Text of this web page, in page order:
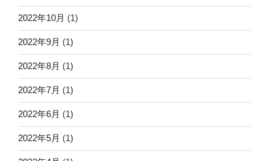
2022年10月 (1)
2022年9月 (1)
2022年8月 (1)
2022年7月 (1)
2022年6月 (1)
2022年5月 (1)